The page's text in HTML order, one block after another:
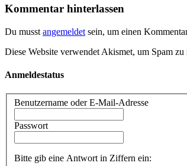
Kommentar hinterlassen
Du musst angemeldet sein, um einen
Diese Website verwendet Akismet, um Spam zu
Anmeldestatus
Benutzername oder E-Mail-Adresse
Passwort
Bitte gib eine Antwort in Ziffern ein: